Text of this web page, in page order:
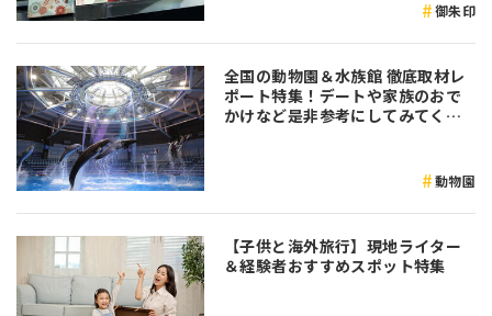
御朱印
全国の動物園＆水族館 徹底取材レ
ポート特集！デートや家族のおで
かけなど是非参考にしてみてくだ
動物園
【子供と海外旅行】現地ライター
＆経験者おすすめスポット特集